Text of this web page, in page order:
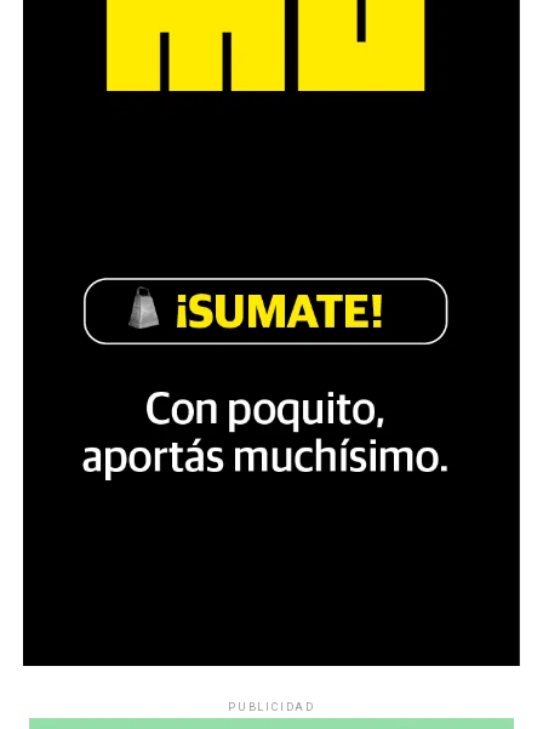
PUBLICIDAD